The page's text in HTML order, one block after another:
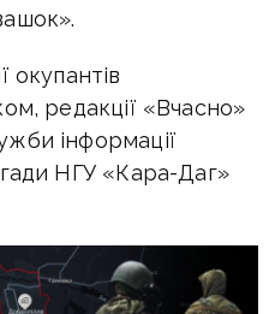
окупантів
редакції «Вчасно»
інформації
НГУ «Кара-Даг»